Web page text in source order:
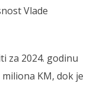
Vlade
za 2024. godinu
KM, dok je